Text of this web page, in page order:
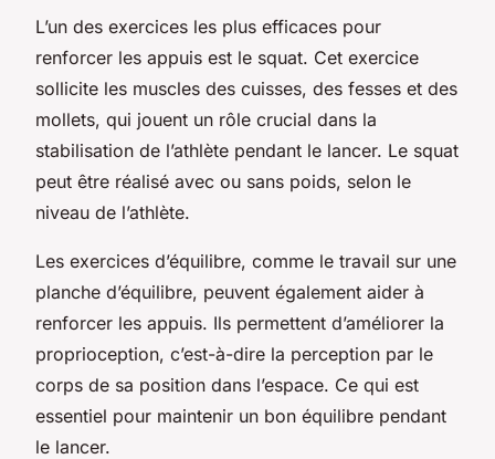
L’un des exercices les plus efficaces pour
renforcer les appuis est le squat. Cet exercice
sollicite les muscles des cuisses, des fesses et des
mollets, qui jouent un rôle crucial dans la
stabilisation de l’athlète pendant le lancer. Le squat
peut être réalisé avec ou sans poids, selon le
niveau de l’athlète.
Les exercices d’équilibre, comme le travail sur une
planche d’équilibre, peuvent également aider à
renforcer les appuis. Ils permettent d’améliorer la
proprioception, c’est-à-dire la perception par le
corps de sa position dans l’espace. Ce qui est
essentiel pour maintenir un bon équilibre pendant
le lancer.